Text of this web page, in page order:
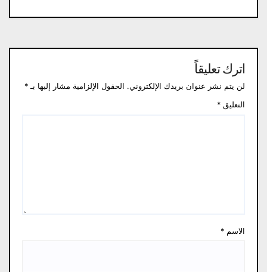
اترك تعليقاً
لن يتم نشر عنوان بريدك الإلكتروني. الحقول الإلزامية مشار إليها بـ *
التعليق *
الاسم *